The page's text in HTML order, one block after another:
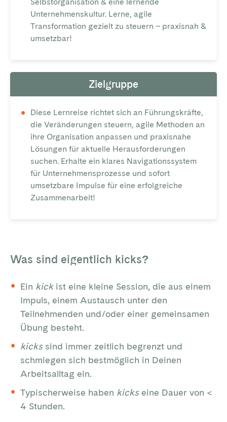
Unternehmenskultur. Lerne, agile
Transformation gezielt zu steuern – praxisnah &
umsetzbar!
Zielgruppe
Diese Lernreise richtet sich an Führungskräfte,
die Veränderungen steuern, agile Methoden an
ihre Organisation anpassen und praxisnahe
Lösungen für aktuelle Herausforderungen
suchen. Erhalte ein klares Navigationssystem
für Unternehmensprozesse und sofort
umsetzbare Impulse für eine erfolgreiche
Zusammenarbeit!
Was sind eigentlich kicks?
Ein kick ist eine kleine Session, die aus einem
Impuls, einem Austausch unter den
Teilnehmenden und/oder einer gemeinsamen
Übung besteht.
kicks sind immer zeitlich begrenzt und
schmiegen sich bestmöglich in Deinen
Arbeitsalltag ein.
Typischerweise haben kicks eine Dauer von <
4 Stunden.